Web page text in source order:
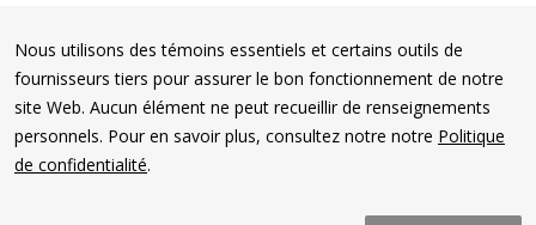
Nous utilisons des témoins essentiels et certains outils de
fournisseurs tiers pour assurer le bon fonctionnement de notre
site Web. Aucun élément ne peut recueillir de renseignements
personnels. Pour en savoir plus, consultez notre notre Politique
de confidentialité.